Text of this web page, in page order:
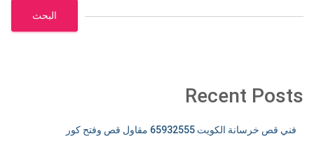
البحث
Recent Posts
فني قص خرسانة الكويت 65932555 مقاول قص وفتح كور